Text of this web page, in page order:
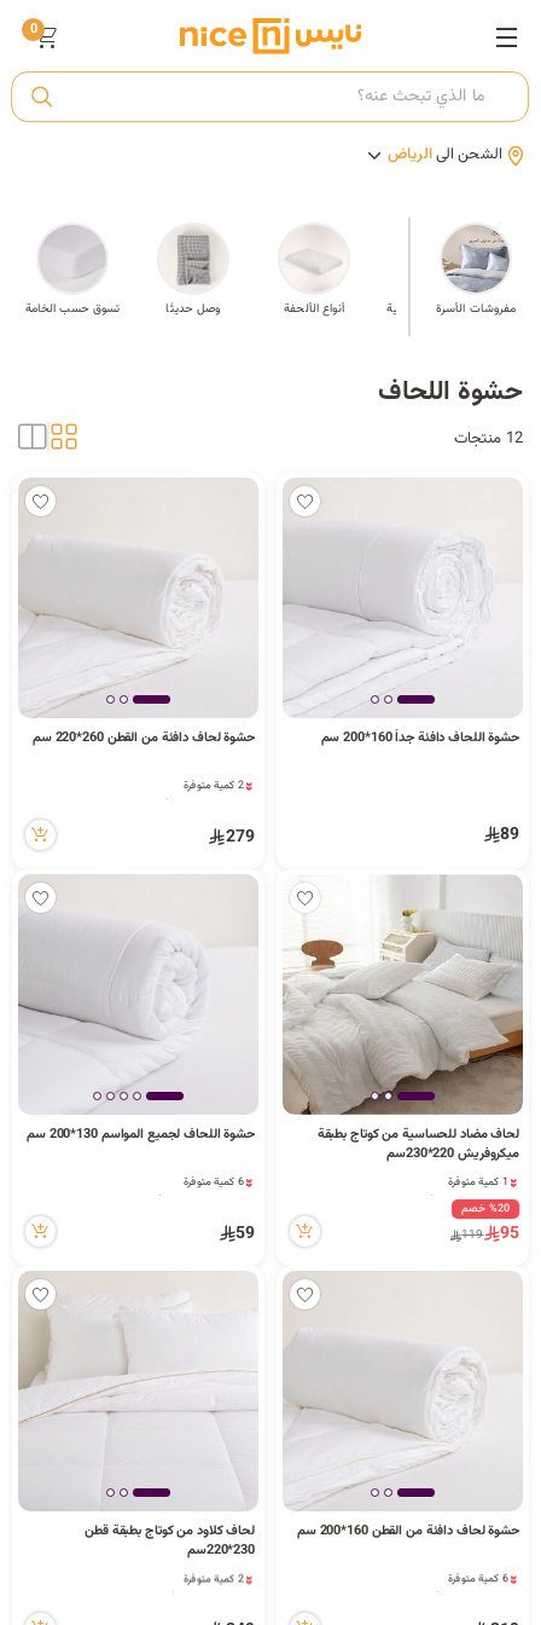
أ
د
ا
ا
الشحن الىالرياض
0
مفروشات الأسرة
أطقم اللحف وأغطية
أنواع الألحفة وصل حديثَا تسوق حسب الخامة
حشوة اللحاف
12 منتجات
حشوة اللحاف دافئة جداً 160*200 سم
89
حشوة لحاف دافئة من القطن 260*220 سم
2 كمية متوفرة
13 مشاهدة مؤخراً
279
لحاف مضاد للحساسية من كوتاج بطبقة
ميكروفريش 220*230سم
1 كمية متوفرة
30 مشاهدة مؤخراً
1 كمية متوفرة
30 مشاهدة مؤخراً
%20 خصم
95
119
حشوة اللحاف لجميع المواسم 130*200 سم
6 كمية متوفرة
6 كمية متوفرة
59
حشوة لحاف دافئة من القطن 160*200 سم
6 كمية متوفرة
6 كمية متوفرة
لحاف كلاود من كوتاج بطبقة قطن
230*220سم
2 كمية متوفرة
4 مشاهدة مؤخراً
2 كمية متوفرة